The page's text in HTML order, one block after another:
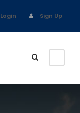
Login Sign Up